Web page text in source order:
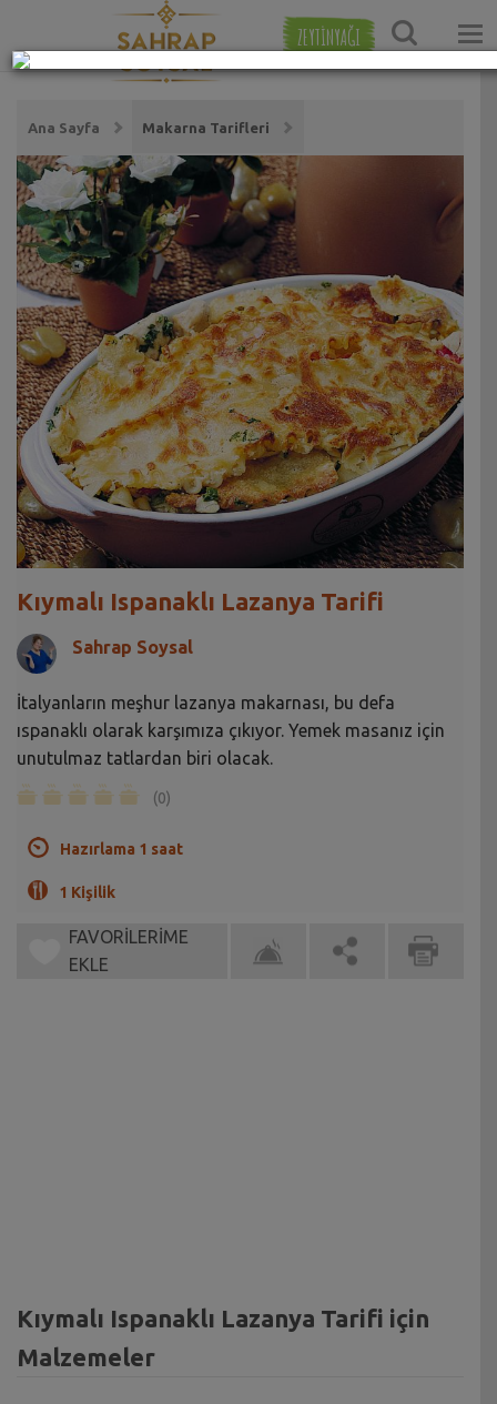
ZEYTİNYAĞI
Ana Sayfa Makarna Tarifleri
Kıymalı Ispanaklı Lazanya Tarifi
Sahrap Soysal
İtalyanların meşhur lazanya makarnası, bu defa
ıspanaklı olarak karşımıza çıkıyor. Yemek masanız için
unutulmaz tatlardan biri olacak.
(0)
Hazırlama 1 saat
1 Kişilik
FAVORİLERİME
EKLE
Kıymalı Ispanaklı Lazanya Tarifi için
Malzemeler